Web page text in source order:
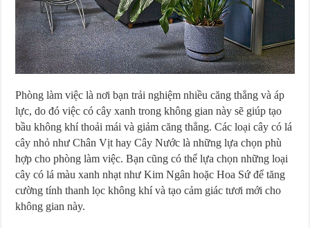
Phòng làm việc là nơi bạn trải nghiệm nhiều căng thẳng và áp
lực, do đó việc có cây xanh trong không gian này sẽ giúp tạo
bầu không khí thoải mái và giảm căng thẳng. Các loại cây có lá
cây nhỏ như Chân Vịt hay Cây Nước là những lựa chọn phù
hợp cho phòng làm việc. Bạn cũng có thể lựa chọn những loại
cây có lá màu xanh nhạt như Kim Ngân hoặc Hoa Sứ để tăng
cường tính thanh lọc không khí và tạo cảm giác tươi mới cho
không gian này.